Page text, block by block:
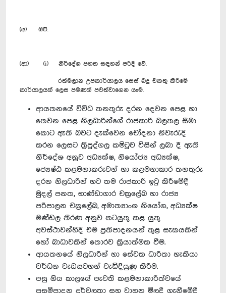
(අ) ඔව්.
(ආ) (i) නිර්දේශ පහත සඳහන් පරිදි වේ.
රත්මලාන උපකාර්යාලය සෙස් බදු එකතු කිරීමේ
කාර්යාලයක් ලෙස පමණක් පවත්වාගෙන යෑම.
ආයතනයේ විවිධ තනතුරු දරන දෙවන පෙළ හා
තෙවන පෙළ නිලධාරින්ගේ රාජකාරි බලතල සීමා
කොට ඇති බවට දැක්වෙන චෝදනා නිවැරැදි
‍කරන ලෙසට ත්‍රිපුද්ගල කමිටුව විසින් ලබා දී ඇති
නිර්දේශ අනුව අධ්‍යක්ෂ, නියෝජ්‍ය අධ්‍යක්ෂ,
ජ්‍යෙෂ්ඨ කළමනාකරුවන් හා කළමනාකාර තනතුරු
දරන නිලධාරින් හට තම රාජකාරි ඉටු කිරීමේදී
මුදල් පනත, භාණ්ඩාගාර චක්‍රලේඛ හා රාජ්‍ය
පරිපාලන චක්‍රලේඛ, අමාත්‍යාංශ නියෝග, අධ්‍යක්ෂ
මණ්ඩල තීරණ අනුව කටයුතු කළ යුතු
අවස්ථාවන්හිදී එම ප්‍රතිපාදනයන් තුළ සැකයකින්
හෝ බාධාවකින් තොරව ක්‍රියාත්මක වීම.
ආයතනයේ නිලධාරින් හා සේවක ධාරිතා හැකියා
වර්ධන වැඩසටහන් වැඩිදියුණු කිරීම.
පසු ගිය කාලයේ පැවති කළමනාකාරිත්වයේ
ප්‍රසම්පාදන දුර්වලතා සහ වාහන මිලදී ගැනීමේදී